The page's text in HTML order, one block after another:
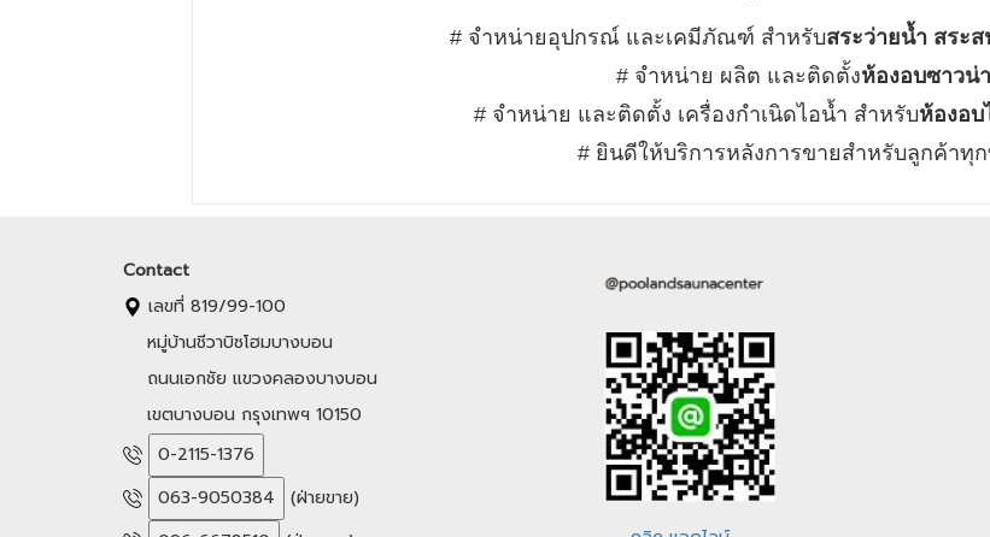
# จำหน่ายอุปกรณ์ และเคมีภัณฑ์ สำหรับสระว่ายน้ำ สระ
# จำหน่าย ผลิต และติดตั้งห้องอบซาวน่า
# จำหน่าย และติดตั้ง เครื่องกำเนิดไอน้ำ สำหรับห้องอบ
# ยินดีให้บริการหลังการขายสำหรับลูกค้าทุ
Contact
เลขที่ 819/99-100
หมู่บ้านชีวาบิซโฮมบางบอน
ถนนเอกชัย แขวงคลองบางบอน
เขตบางบอน กรุงเทพฯ 10150
0-2115-1376
063-9050384
(ฝ่ายขาย)